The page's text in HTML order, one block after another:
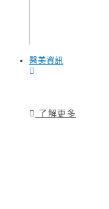
醫美資訊
了解更多